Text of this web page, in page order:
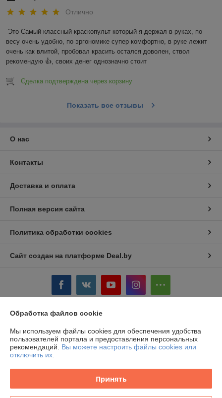
Отлично
Это Самый классный краскопульт который я держал в руках, по
весу очень удобно, по эргономике супер комфортно, в руке лежит
очень как влитой, пробовал красить остался доволен, ствол
рекомендую 👍, своих денег однозначно стоит
Сделка подтверждена через корзину
Показать все отзывы
О нас
Контакты
Доставка и оплата
Полная версия сайта
Политика обработки cookies
Сайт создан на платформе Deal.by
Юридическое лицо:ООО «Карстаил»
220018, Республика Беларусь, г. Минск, улица Максима Горецкого, дом
14, помещение 503 каб. 1-1.
Регистрационный номер ЕГР: 193736527
Обработка файлов cookie
Мы используем файлы cookies для обеспечения удобства
пользователей портала и предоставления персональных
рекомендаций. Вы можете настроить файлы cookies или
отключить их.
Принять